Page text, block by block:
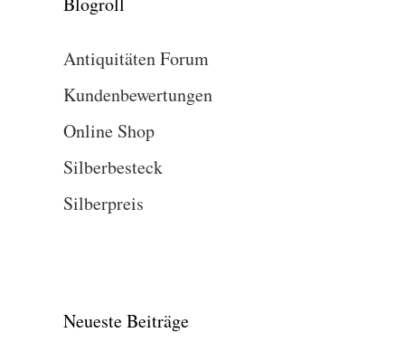
Antiquitäten Forum
Kundenbewertungen
Online Shop
Silberbesteck
Silberpreis
Neueste Beiträge